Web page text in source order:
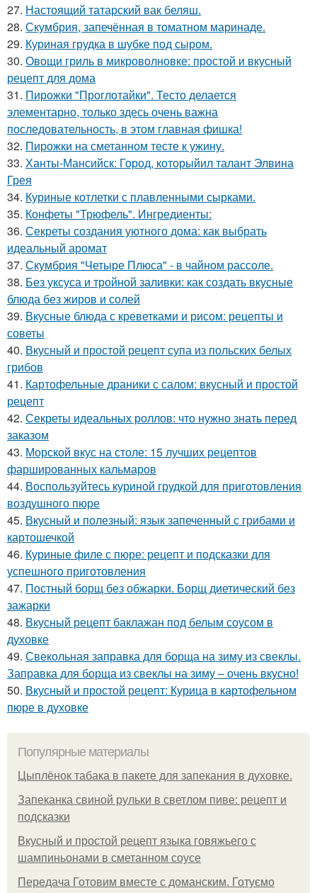
27. Настоящий татарский вак беляш.
28. Скумбрия, запечённая в томатном маринаде.
29. Куриная грудка в шубке под сыром.
30. Овощи гриль в микроволновке: простой и вкусный
рецепт для дома
31. Пирожки "Проглотайки". Тесто делается
элементарно, только здесь очень важна
последовательность, в этом главная фишка!
32. Пирожки на сметанном тесте к ужину.
33. Ханты-Мансийск: Город, которыйил талант Элвина
Грея
34. Куриные котлетки с плавленными сырками.
35. Конфеты "Трюфель". Ингредиенты:
36. Секреты создания уютного дома: как выбрать
идеальный аромат
37. Скумбрия "Четыре Плюса" - в чайном рассоле.
38. Без уксуса и тройной заливки: как создать вкусные
блюда без жиров и солей
39. Вкусные блюда с креветками и рисом: рецепты и
советы
40. Вкусный и простой рецепт супа из польских белых
грибов
41. Картофельные драники с салом: вкусный и простой
рецепт
42. Секреты идеальных роллов: что нужно знать перед
заказом
43. Морской вкус на столе: 15 лучших рецептов
фаршированных кальмаров
44. Воспользуйтесь куриной грудкой для приготовления
воздушного пюре
45. Вкусный и полезный: язык запеченный с грибами и
картошечкой
46. Куриные филе с пюре: рецепт и подсказки для
успешного приготовления
47. Постный борщ без обжарки. Борщ диетический без
зажарки
48. Вкусный рецепт баклажан под белым соусом в
духовке
49. Свекольная заправка для борща на зиму из свеклы.
Заправка для борща из свеклы на зиму – очень вкусно!
50. Вкусный и простой рецепт: Курица в картофельном
пюре в духовке
Популярные материалы
Цыплёнок табака в пакете для запекания в духовке.
Запеканка свиной рульки в светлом пиве: рецепт и
подсказки
Вкусный и простой рецепт языка говяжьего с
шампиньонами в сметанном соусе
Передача Готовим вместе с доманским. Готуємо